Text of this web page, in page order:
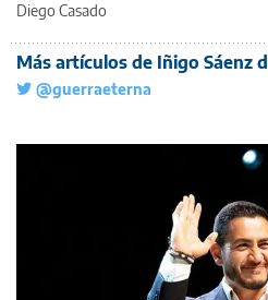
Diego Casado
Más artículos de Iñigo Sáenz
@guerraeterna